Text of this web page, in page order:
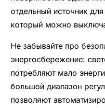
отдельный источник
который можно
Не забывайте про
энергосбережение:
потребляют мало
большой диапазон
позволяют